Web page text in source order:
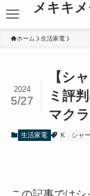
メキキ
ホーム 生活家電
【シ
ミ評
マク
2024
5/27
生活家電 K シャ